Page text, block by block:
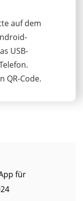
auf dem
USB-
QR-Code.
für